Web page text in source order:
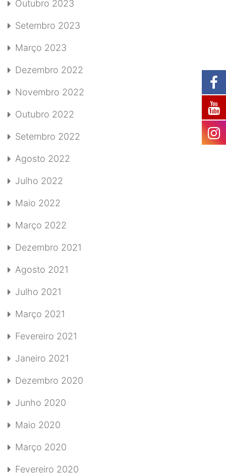
Outubro 2023
Setembro 2023
Março 2023
Dezembro 2022
Novembro 2022
Outubro 2022
Setembro 2022
Agosto 2022
Julho 2022
Maio 2022
Março 2022
Dezembro 2021
Agosto 2021
Julho 2021
Março 2021
Fevereiro 2021
Janeiro 2021
Dezembro 2020
Junho 2020
Maio 2020
Março 2020
Fevereiro 2020